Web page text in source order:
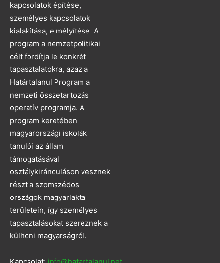
kapcsolatok építése,
személyes kapcsolatok
kialakítása, elmélyítése. A
program a nemzetpolitikai
célt fordítja le konkrét
tapasztalatokra, azaz a
Határtalanul Program a
nemzeti összetartozás
operatív programja. A
program keretében
magyarországi iskolák
tanulói az állam
támogatásával
osztálykiránduláson vesznek
részt a szomszédos
országok magyarlakta
területein, így személyes
tapasztalásokat szereznek a
külhoni magyarságról.